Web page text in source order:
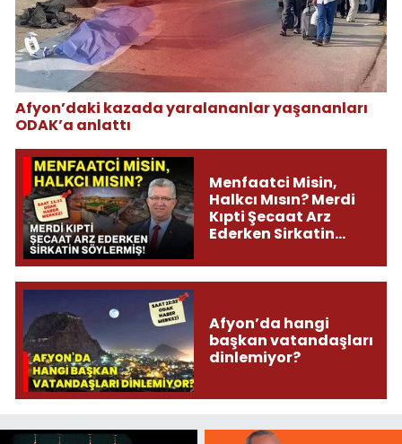
Afyon’daki kazada yaralananlar yaşananları
ODAK’a anlattı
Menfaatci Misin,
Halkcı Mısın? Merdi
Kıpti Şecaat Arz
Ederken Sirkatin
Afyon’da hangi
başkan vatandaşları
dinlemiyor?